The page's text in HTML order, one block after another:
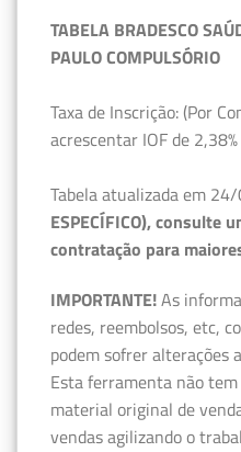
TABELA BRADESCO
PAULO COMPULSÓRIO
Taxa de Inscrição: (Por
acrescentar IOF de
Tabela atualizada em
ESPECÍFICO), consulte
contratação para
IMPORTANTE!As
redes, reembolsos, etc,
podem sofrer alterações
Esta ferramenta não
material original de
vendas agilizando o